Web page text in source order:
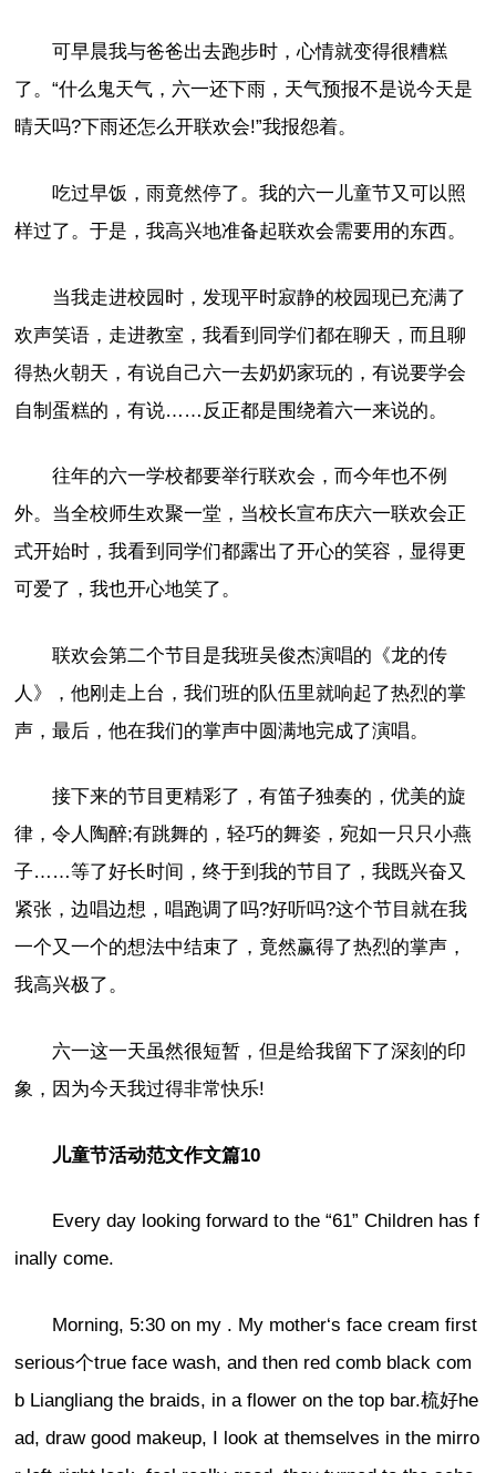
可早晨我与爸爸出去跑步时，心情就变得很糟糕
了。“什么鬼天气，六一还下雨，天气预报不是说今天是
晴天吗?下雨还怎么开联欢会!”我报怨着。
吃过早饭，雨竟然停了。我的六一儿童节又可以照
样过了。于是，我高兴地准备起联欢会需要用的东西。
当我走进校园时，发现平时寂静的校园现已充满了
欢声笑语，走进教室，我看到同学们都在聊天，而且聊
得热火朝天，有说自己六一去奶奶家玩的，有说要学会
自制蛋糕的，有说……反正都是围绕着六一来说的。
往年的六一学校都要举行联欢会，而今年也不例
外。当全校师生欢聚一堂，当校长宣布庆六一联欢会正
式开始时，我看到同学们都露出了开心的笑容，显得更
可爱了，我也开心地笑了。
联欢会第二个节目是我班吴俊杰演唱的《龙的传
人》，他刚走上台，我们班的队伍里就响起了热烈的掌
声，最后，他在我们的掌声中圆满地完成了演唱。
接下来的节目更精彩了，有笛子独奏的，优美的旋
律，令人陶醉;有跳舞的，轻巧的舞姿，宛如一只只小燕
子……等了好长时间，终于到我的节目了，我既兴奋又
紧张，边唱边想，唱跑调了吗?好听吗?这个节目就在我
一个又一个的想法中结束了，竟然赢得了热烈的掌声，
我高兴极了。
六一这一天虽然很短暂，但是给我留下了深刻的印
象，因为今天我过得非常快乐!
儿童节活动范文作文篇10
Every day looking forward to the “61” Children has f
inally come.
Morning, 5:30 on my . My mother‘s face cream first
serious个true face wash, and then red comb black com
b Liangliang the braids, in a flower on the top bar.梳好he
ad, draw good makeup, I look at themselves in the mirro